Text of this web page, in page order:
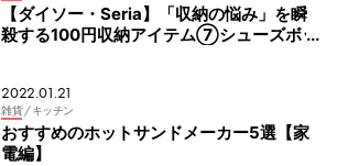
【ダイソー・Seria】「収納の悩み」を瞬
殺する100円収納アイテム⑦シューズボッ
2022.01.21
雑貨 / キッチン
おすすめのホットサンドメーカー5選【家
電編】